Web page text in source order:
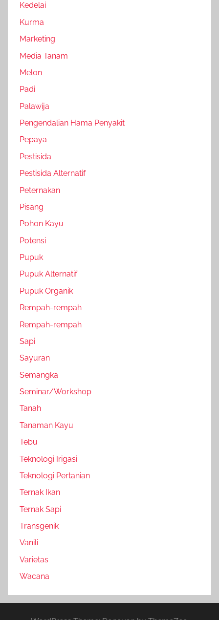
Kedelai
Kurma
Marketing
Media Tanam
Melon
Padi
Palawija
Pengendalian Hama Penyakit
Pepaya
Pestisida
Pestisida Alternatif
Peternakan
Pisang
Pohon Kayu
Potensi
Pupuk
Pupuk Alternatif
Pupuk Organik
Rempah-rempah
Rempah-rempah
Sapi
Sayuran
Semangka
Seminar/Workshop
Tanah
Tanaman Kayu
Tebu
Teknologi Irigasi
Teknologi Pertanian
Ternak Ikan
Ternak Sapi
Transgenik
Vanili
Varietas
Wacana